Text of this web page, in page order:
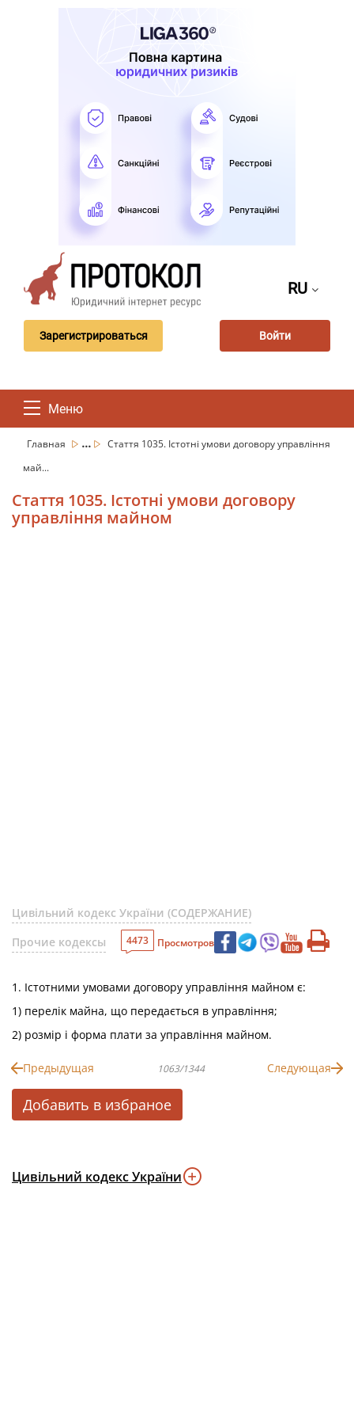
RU
Зарегистрироваться Войти
Меню
Главная ...
Стаття 1035. Істотні умови договору управління
май...
Стаття 1035. Істотні умови договору
управління майном
Цивільний кодекс України (СОДЕРЖАНИЕ)
Прочие кодексы
4473 Просмотров
1. Істотними умовами договору управління майном є:
1) перелік майна, що передається в управління;
2) розмір і форма плати за управління майном.
Предыдущая 1063/1344 Следующая
Добавить в избраное
Цивільний кодекс України